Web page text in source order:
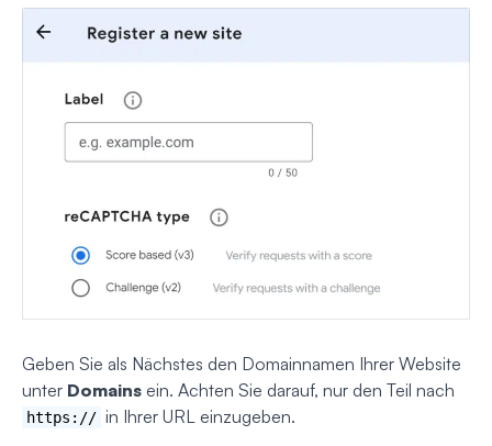
Geben Sie als Nächstes den Domainnamen Ihrer Website
unter Domains ein. Achten Sie darauf, nur den Teil nach
https:// in Ihrer URL einzugeben.